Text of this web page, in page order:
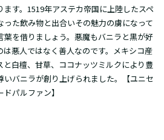
す。1519年アステカ帝国に上陸したスペ
た飲み物と出合いその魅力の虜になって
葉を借りましょう。悪魔もバニラと黒が好
悪人ではなく善人なのです。メキシコ産
と白檀、甘草、ココナッツミルクにより豊
いバニラが創り上げられました。【ユニセ
パルファン】